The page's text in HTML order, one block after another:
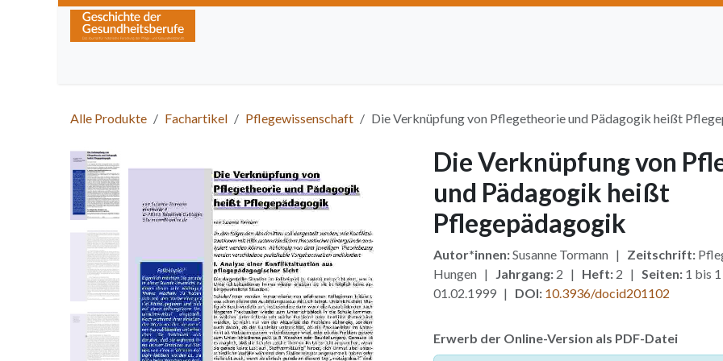
Zum Inhalt springen
Alle Produkte Fachartikel Pflegewissenschaft Die Verknüpfung von Pflegetheorie und Pädagogik heißt
Die Verknüpfung von
und Pädagogik heißt
Pflegepädagogik
Autor*innen:Susanne Tormann | Zeitschrift:
Hungen | Jahrgang:2 | Heft:2 | Seiten:1 bis
01.02.1999 | DOI: 10.3936/docid201102
Erwerb der Online-Version als PDF-Datei